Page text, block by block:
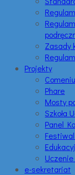
Zasady
Projekty
Phare
Mosty
Szkoła
Panel
e-sekretariat